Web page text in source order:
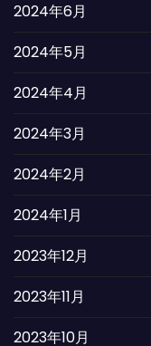
2024年6月
2024年5月
2024年4月
2024年3月
2024年2月
2024年1月
2023年12月
2023年11月
2023年10月